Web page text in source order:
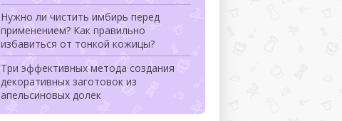
Нужно ли чистить имбирь перед
применением? Как правильно
избавиться от тонкой кожицы?
Три эффективных метода создания
декоративных заготовок из
апельсиновых долек